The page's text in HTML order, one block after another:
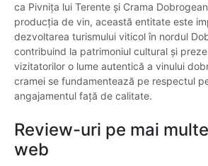
ca Pivnița lui Terente și Crama
producția de vin, această entitate este
dezvoltarea turismului viticol în nordul
contribuind la patrimoniul cultural și
vizitatorilor o lume autentică a vinului
cramei se fundamentează pe respectul
angajamentul față de calitate.
Review-uri pe mai
web